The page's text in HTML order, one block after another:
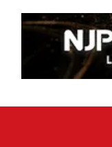
著作権について
利用者情報の外部